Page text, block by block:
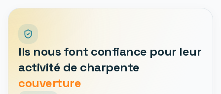
Ils nous font confiance pour leur
activité de charpente
couverture